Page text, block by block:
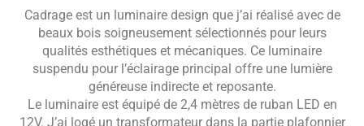
Cadrage est un luminaire design que j’ai réalisé avec de
beaux bois soigneusement sélectionnés pour leurs
qualités esthétiques et mécaniques. Ce luminaire
suspendu pour l’éclairage principal offre une lumière
généreuse indirecte et reposante.
Le luminaire est équipé de 2,4 mètres de ruban LED en
12V. J’ai logé un transformateur dans la partie plafonnier